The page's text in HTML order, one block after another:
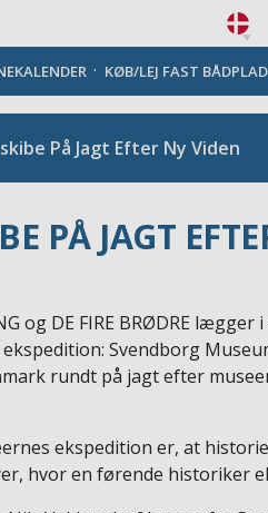
KØB/LEJ FAST
På Jagt Efter Ny Viden
PÅ JAGT
og DE FIRE BRØDRE lægger
Svendborg
rundt på jagt efter
ekspedition er, at
hvor en førende historiker